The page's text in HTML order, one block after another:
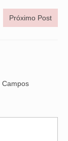
Próximo Post
Campos